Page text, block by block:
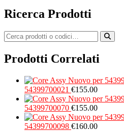
Ricerca Prodotti
Prodotti Correlati
54399700021 €155.00
54399700070 €155.00
54399700098 €160.00